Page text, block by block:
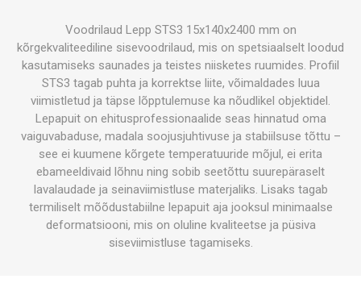
Voodrilaud Lepp STS3 15x140x2400 mm on
kõrgekvaliteediline sisevoodrilaud, mis on spetsiaalselt loodud
kasutamiseks saunades ja teistes niisketes ruumides. Profiil
STS3 tagab puhta ja korrektse liite, võimaldades luua
viimistletud ja täpse lõpptulemuse ka nõudlikel objektidel.
Lepapuit on ehitusprofessionaalide seas hinnatud oma
vaiguvabaduse, madala soojusjuhtivuse ja stabiilsuse tõttu –
see ei kuumene kõrgete temperatuuride mõjul, ei erita
ebameeldivaid lõhnu ning sobib seetõttu suurepäraselt
lavalaudade ja seinaviimistluse materjaliks. Lisaks tagab
termiliselt mõõdustabiilne lepapuit aja jooksul minimaalse
deformatsiooni, mis on oluline kvaliteetse ja püsiva
siseviimistluse tagamiseks.